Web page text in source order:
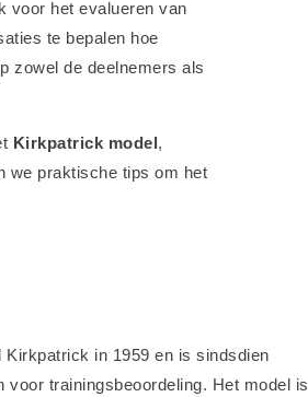
voor het evalueren van
te bepalen hoe
zowel de deelnemers als
Kirkpatrick model,
we praktische tips om het
in 1959 en is sindsdien
voor trainingsbeoordeling. Het model is